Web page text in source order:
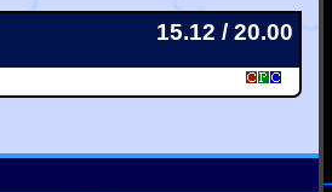
15.12 / 20.00